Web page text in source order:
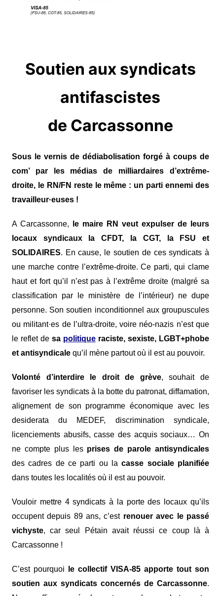
Soutien aux syndicats
antifascistes
de Carcassonne
Sous le vernis de dédiabolisation forgé à coups de
com’ par les médias de milliardaires d’extrême-
droite, le RN/FN reste le même : un parti ennemi des
travailleur·euses !
A Carcassonne,
le maire RN veut expulser de leurs
locaux syndicaux la CFDT, la CGT, la FSU et
SOLIDAIRES. En cause, le soutien de ces syndicats à
une marche contre l’extrême-droite. Ce parti, qui clame
haut et fort qu’il n’est pas à l’extrême droite (malgré sa
classification par le ministère de l’intérieur) ne dupe
personne. Son soutien inconditionnel aux groupuscules
ou militant·es de l’ultra-droite, voire néo-nazis n’est que
le reflet de sa politique raciste, sexiste, LGBT+phobe
et antisyndicalequ’il mène partout où il est au pouvoir.
Volonté d’interdire le droit de grève, souhait de
favoriser les syndicats à la botte du patronat, diffamation,
alignement de son programme économique avec les
desiderata du MEDEF, discrimination syndicale,
licenciements abusifs, casse des acquis sociaux… On
ne compte plus les prises de parole antisyndicales
des cadres de ce parti ou lacasse sociale planifiée
dans toutes les localités où il est au pouvoir.
Vouloir mettre 4 syndicats à la porte des locaux qu’ils
occupent depuis 89 ans, c’est renouer avec le passé
vichyste, car seul Pétain avait réussi ce coup là à
Carcassonne !
C’est pourquoi
le collectif VISA-85 apporte tout son
soutien aux syndicats concernés de Carcassonne.